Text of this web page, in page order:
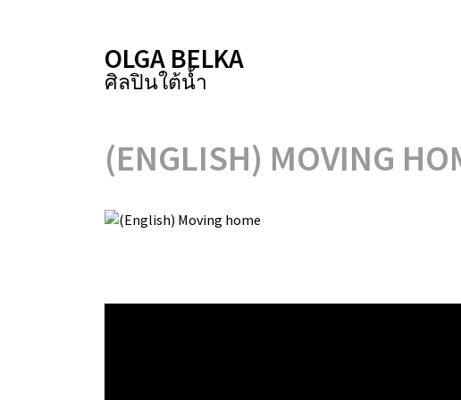
OLGA BELKA
ศิลปินใต้น้ำ
(ENGLISH) MOVING